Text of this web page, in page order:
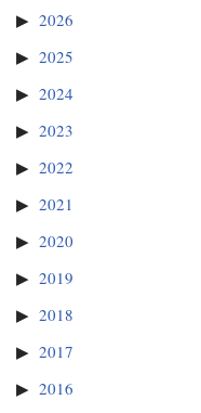
2026
2025
2024
2023
2022
2021
2020
2019
2018
2017
2016